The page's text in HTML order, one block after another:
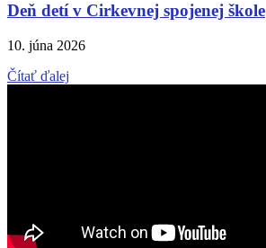
Deň detí v Cirkevnej spojenej škole
10. júna 2026
Čítať ďalej